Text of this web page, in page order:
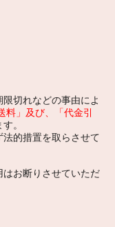
切れなどの事由によ
料」及び、「代金引
。
的措置を取らさせて
はお断りさせていただ